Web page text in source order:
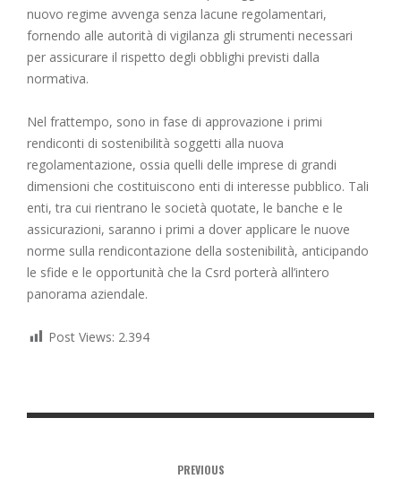
nuovo regime avvenga senza lacune regolamentari,
fornendo alle autorità di vigilanza gli strumenti necessari
per assicurare il rispetto degli obblighi previsti dalla
normativa.
Nel frattempo, sono in fase di approvazione i primi
rendiconti di sostenibilità soggetti alla nuova
regolamentazione, ossia quelli delle imprese di grandi
dimensioni che costituiscono enti di interesse pubblico. Tali
enti, tra cui rientrano le società quotate, le banche e le
assicurazioni, saranno i primi a dover applicare le nuove
norme sulla rendicontazione della sostenibilità, anticipando
le sfide e le opportunità che la Csrd porterà all’intero
panorama aziendale.
Post Views: 2.394
PREVIOUS